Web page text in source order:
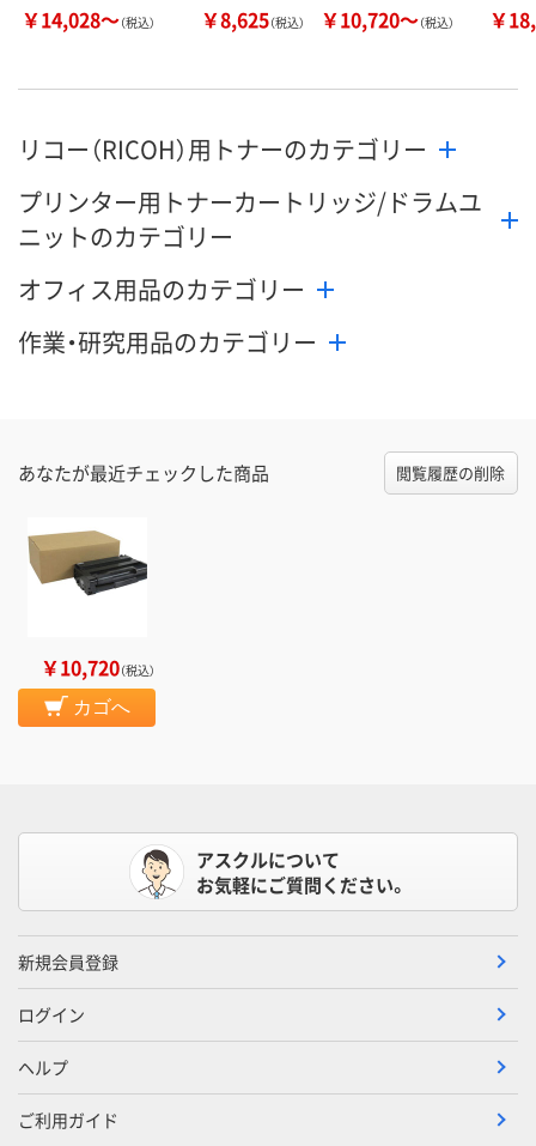
￥14,028～（税込） ￥8,625（税込） ￥10,720～（税込） ￥
リコー（RICOH）用トナーのカテゴリー
プリンター用トナーカートリッジ/ドラムユ
ニットのカテゴリー
オフィス用品のカテゴリー
作業・研究用品のカテゴリー
あなたが最近チェックした商品 閲覧履歴の削除
￥10,720（税込）
カゴへ
アスクルについて
お気軽にご質問ください。
新規会員登録
ログイン
ヘルプ
ご利用ガイド